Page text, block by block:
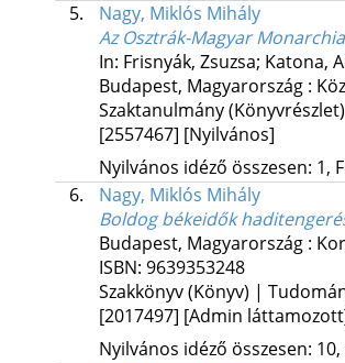
5.
Nagy, Miklós Mihály
Az Osztrák-Magyar
In: Frisnyák, Zsuzsa; Katona,
Budapest, Magyarország :
Szaktanulmány
[2557467] [Nyilvános]
Nyilvános idéző összesen: 1,
6.
Nagy, Miklós Mihály
Boldog békeidők
Budapest, Magyarország :
ISBN: 9639353248
Szakkönyv (Könyv) |
[2017497] [Admin
Nyilvános idéző összesen: